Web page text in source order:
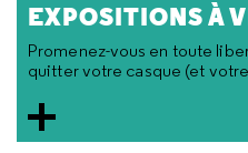
EXPOSITIONS À
Promenez-vous en toute
quitter votre casque (et